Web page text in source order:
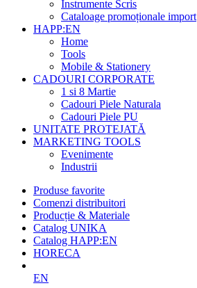
Instrumente Scris
Cataloage promoționale import
HAPP:EN
Home
Tools
Mobile & Stationery
CADOURI CORPORATE
1 si 8 Martie
Cadouri Piele Naturala
Cadouri Piele PU
UNITATE PROTEJATĂ
MARKETING TOOLS
Evenimente
Industrii
Produse favorite
Comenzi distribuitori
Producție & Materiale
Catalog UNIKA
Catalog HAPP:EN
HORECA
EN